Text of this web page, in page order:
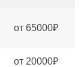
от 65000₽
от 20000₽